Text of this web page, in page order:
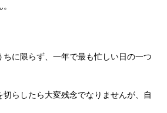
に限らず、一年で最も忙しい日の一つ
らしたら大変残念でなりませんが、自